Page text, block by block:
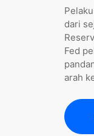
dari
Fed
arah